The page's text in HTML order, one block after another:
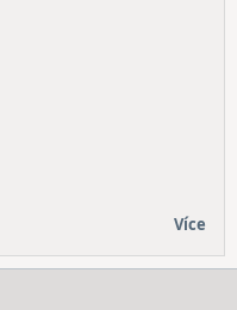
Více